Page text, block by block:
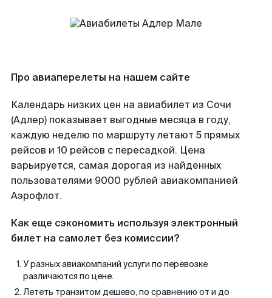
Про авиаперелеты на нашем сайте
Календарь низких цен на авиабилет из Сочи
(Адлер) показывает выгодные месяца в году,
каждую неделю по маршруту летают 5 прямых
рейсов и 10 рейсов с пересадкой. Цена
варьируется, самая дорогая из найденных
пользователями 9000 рублей авиакомпанией
Аэрофлот.
Как еще сэкономить используя электронный
билет на самолет без комиссии?
У разных авиакомпаний услуги по перевозке
различаются по цене.
Лететь транзитом дешево, по сравнению от и до